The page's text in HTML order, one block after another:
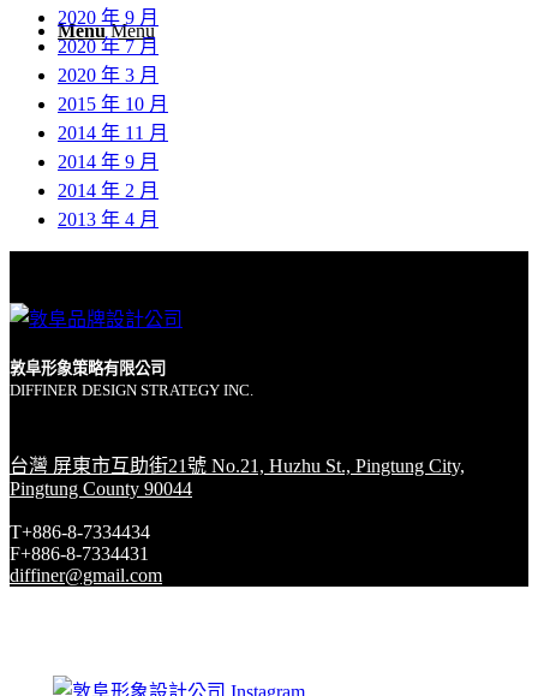
Menu Menu
2020 年 9 月
2020 年 7 月
2020 年 3 月
2015 年 10 月
2014 年 11 月
2014 年 9 月
2014 年 2 月
2013 年 4 月
敦阜形象策略有限公司
DIFFINER DESIGN STRATEGY INC.
台灣 屏東市互助街21號 No.21, Huzhu St., Pingtung City,
Pingtung County 90044
T+886-8-7334434
F+886-8-7334431
diffiner@gmail.com